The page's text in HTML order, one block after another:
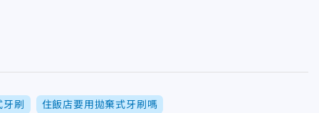
刷 住飯店要用拋棄式牙刷嗎